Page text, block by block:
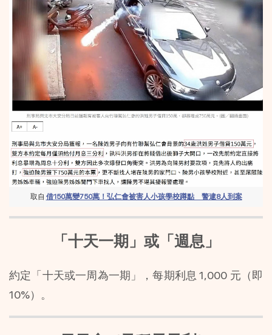
取自 借150萬變750萬！弘仁會被害人小孩學校蹲點　警逮8人到案
「十天一期」或「週息」
約定「十天或一周為一期」，每期利息 1,000 元（即
10%）。